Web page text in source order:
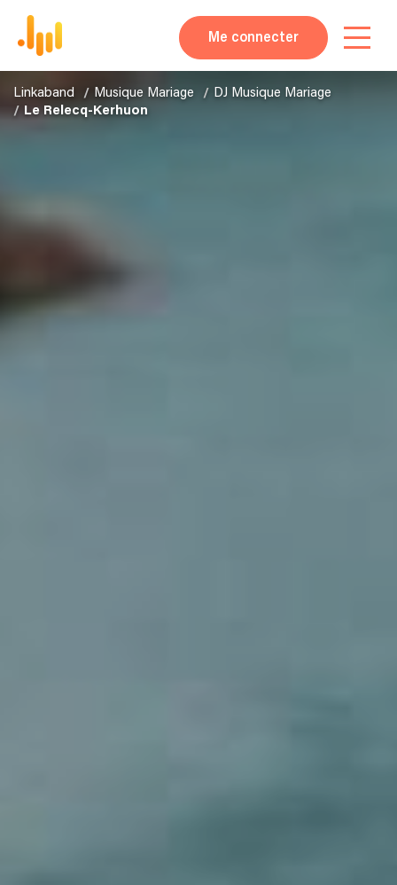
Me connecter
Linkaband Musique Mariage
DJ Musique Mariage
Le Relecq-Kerhuon